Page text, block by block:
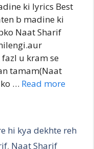
ki lyrics Best
b madine ki
Naat Sharif
u kram se
tamam(Naat
… Read more
hi kya dekhte reh
, Naat Sharif